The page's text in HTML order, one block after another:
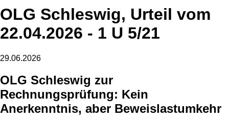
OLG Schleswig, Urteil vom
22.04.2026 - 1 U 5/21
29.06.2026
OLG Schleswig zur
Rechnungsprüfung: Kein
Anerkenntnis, aber Beweislastumkehr